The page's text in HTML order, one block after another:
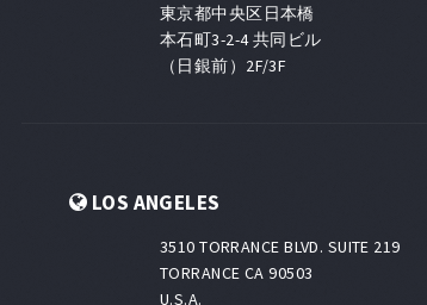
東京都中央区日本橋
本石町3-2-4 共同ビル
（日銀前）2F/3F
LOS ANGELES
3510 TORRANCE BLVD. SUITE 219
TORRANCE CA 90503
U.S.A.